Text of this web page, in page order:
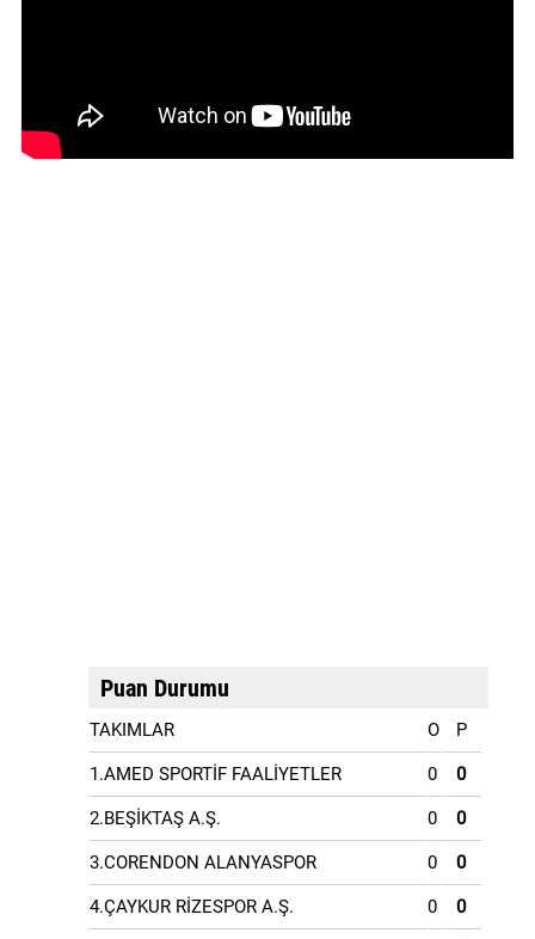
Puan Durumu
TAKIMLAR O P
1.AMED SPORTİF FAALİYETLER 0 0
2.BEŞİKTAŞ A.Ş. 0 0
3.CORENDON ALANYASPOR 0 0
4.ÇAYKUR RİZESPOR A.Ş. 0 0